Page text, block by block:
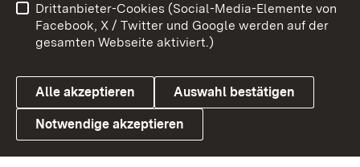
Link zum Landesportal
Benutzungshinweise
Barrierefreiheit
Datenschutz
Cookies
Drittanbieter-Cookies (Social-Media-Elemente von
Facebook, X / Twitter und Google werden auf der
gesamten Webseite aktiviert.)
Alle akzeptieren Auswahl bestätigen
Notwendige akzeptieren